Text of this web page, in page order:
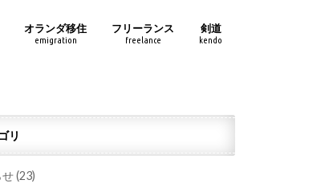
オランダ移住
emigration
フリーランス
freelance
剣道
kendo
リ
せ(23)